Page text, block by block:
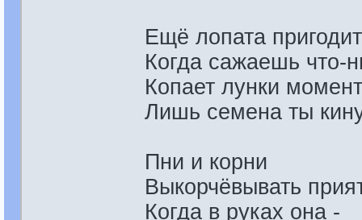
Ещё лопата
Когда сажаешь что-
Копает лунки
Лишь семена ты
Пни и корни
Выкорчёвывать
Когда в руках она -